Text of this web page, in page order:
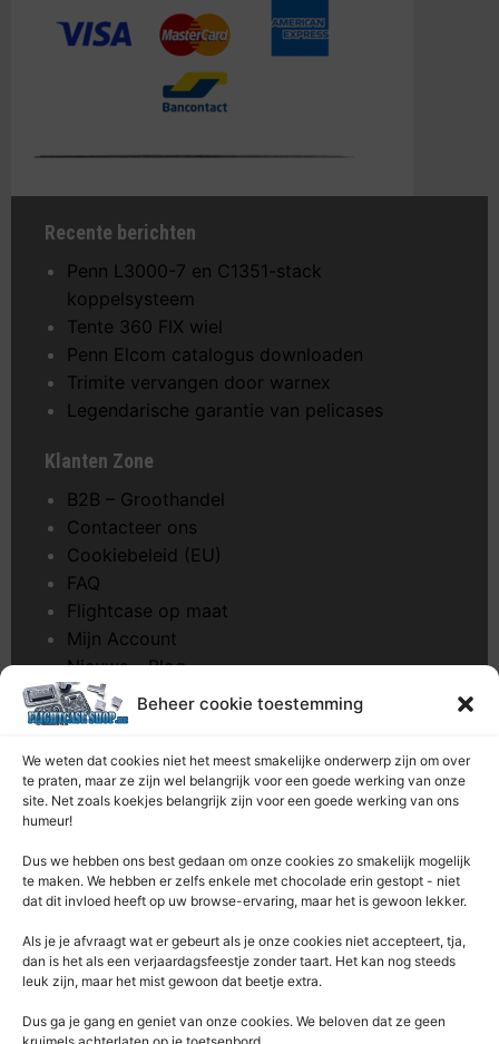
Beheer cookie toestemming
We weten dat cookies niet het meest smakelijke onderwerp zijn om over
te praten, maar ze zijn wel belangrijk voor een goede werking van onze
site. Net zoals koekjes belangrijk zijn voor een goede werking van ons
humeur!
Dus we hebben ons best gedaan om onze cookies zo smakelijk mogelijk
te maken. We hebben er zelfs enkele met chocolade erin gestopt - niet
dat dit invloed heeft op uw browse-ervaring, maar het is gewoon lekker.
Als je je afvraagt ​​wat er gebeurt als je onze cookies niet accepteert, tja,
dan is het als een verjaardagsfeestje zonder taart. Het kan nog steeds
leuk zijn, maar het mist gewoon dat beetje extra.
Dus ga je gang en geniet van onze cookies. We beloven dat ze geen
Recente berichten
Penn L3000-7 en C1351-stack
koppelsysteem
Tente 360 FIX wiel
Penn Elcom catalogus downloaden
Trimite vervangen door warnex
Legendarische garantie van pelicases
Klanten Zone
B2B – Groothandel
Contacteer ons
Cookiebeleid (EU)
FAQ
Flightcase op maat
Mijn Account
Nieuws – Blog
Onderhoud pagina
Over ons
Retourrecht
Winkelwagen
Zaagservice – CNC
Contacteer Ons
Rentek BV – Protekt
Nieuwpoortlaan 21 / 1
3600 Genk